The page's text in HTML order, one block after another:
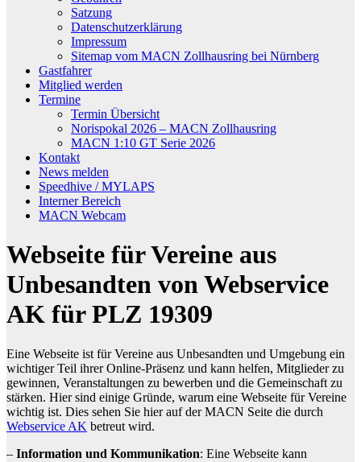
Satzung
Datenschutzerklärung
Impressum
Sitemap vom MACN Zollhausring bei Nürnberg
Gastfahrer
Mitglied werden
Termine
Termin Übersicht
Norispokal 2026 – MACN Zollhausring
MACN 1:10 GT Serie 2026
Kontakt
News melden
Speedhive / MYLAPS
Interner Bereich
MACN Webcam
Webseite für Vereine aus
Unbesandten von Webservice
AK für PLZ 19309
Eine Webseite ist für Vereine aus Unbesandten und Umgebung ein
wichtiger Teil ihrer Online-Präsenz und kann helfen, Mitglieder zu
gewinnen, Veranstaltungen zu bewerben und die Gemeinschaft zu
stärken. Hier sind einige Gründe, warum eine Webseite für Vereine
wichtig ist. Dies sehen Sie hier auf der MACN Seite die durch
Webservice AK betreut wird.
– Information und Kommunikation: Eine Webseite kann